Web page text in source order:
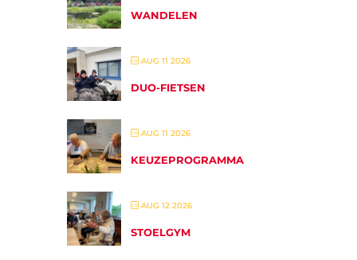
WANDELEN
AUG 11 2026
DUO-FIETSEN
AUG 11 2026
KEUZEPROGRAMMA
AUG 12 2026
STOELGYM